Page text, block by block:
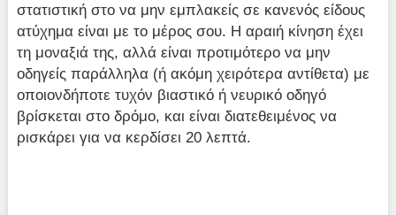
στατιστική στο να μην εμπλακείς σε κανενός είδους
ατύχημα είναι με το μέρος σου. Η αραιή κίνηση έχει
τη μοναξιά της, αλλά είναι προτιμότερο να μην
οδηγείς παράλληλα (ή ακόμη χειρότερα αντίθετα) με
οποιονδήποτε τυχόν βιαστικό ή νευρικό οδηγό
βρίσκεται στο δρόμο, και είναι διατεθειμένος να
ρισκάρει για να κερδίσει 20 λεπτά.